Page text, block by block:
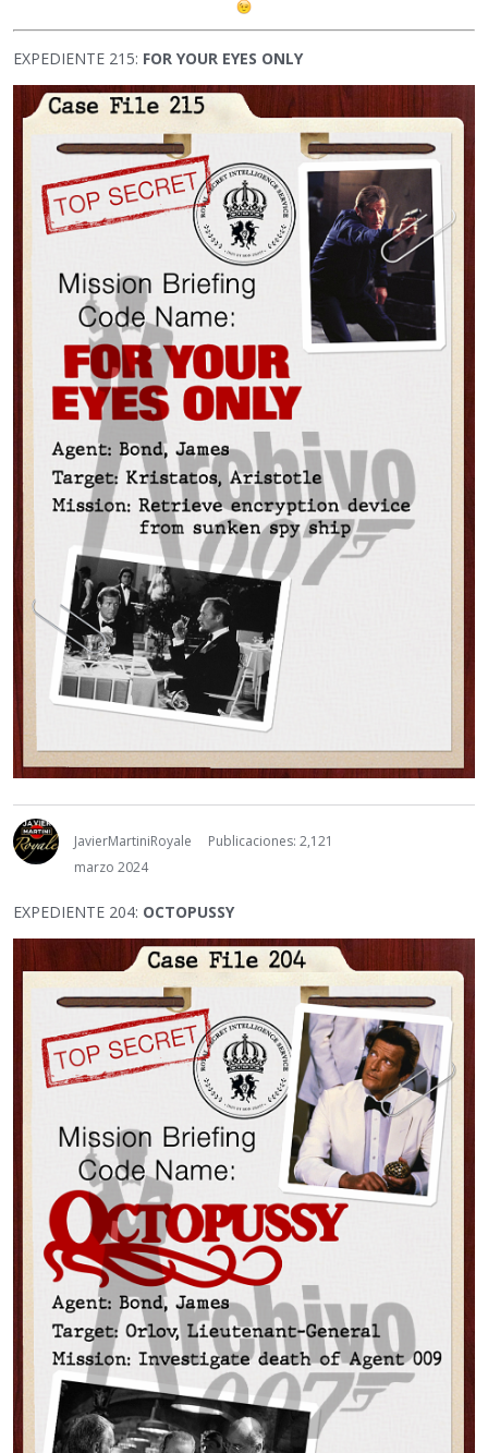
EXPEDIENTE 215: FOR YOUR EYES ONLY
JavierMartiniRoyale
Publicaciones: 2,121
marzo 2024
EXPEDIENTE 204: OCTOPUSSY